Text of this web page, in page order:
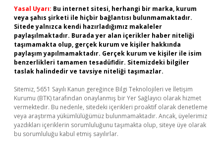
Yasal Uyarı: Bu internet sitesi, herhangi bir marka, kurum
veya şahıs şirketi ile hiçbir bağlantısı bulunmamaktadır.
Sitede yalnızca kendi hazırladığımız makaleler
paylaşılmaktadır. Burada yer alan içerikler haber niteliği
taşımamakta olup, gerçek kurum ve kişiler hakkında
paylaşım yapılmamaktadır. Gerçek kurum ve kişiler ile isim
benzerlikleri tamamen tesadüfidir. Sitemizdeki bilgiler
taslak halindedir ve tavsiye niteliği taşımazlar.
Sitemiz, 5651 Sayılı Kanun gereğince Bilgi Teknolojileri ve İletişim
Kurumu (BTK) tarafından onaylanmış bir Yer Sağlayıcı olarak hizmet
vermektedir. Bu nedenle, sitedeki içerikleri proaktif olarak denetleme
veya araştırma yükümlülüğümüz bulunmamaktadır. Ancak, üyelerimiz
yazdıkları içeriklerin sorumluluğunu taşımakta olup, siteye üye olarak
bu sorumluluğu kabul etmiş sayılırlar.